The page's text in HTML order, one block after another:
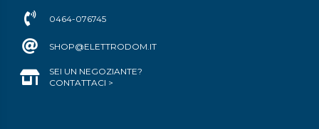
0464-076745
SHOP@ELETTRODOM.IT
SEI UN NEGOZIANTE?
CONTATTACI >